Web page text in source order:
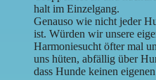
halt im Einzelgang.
Genauso wie nicht jeder
ist. Würden wir unsere
Harmoniesucht öfter mal
uns hüten, abfällig über
dass Hunde keinen